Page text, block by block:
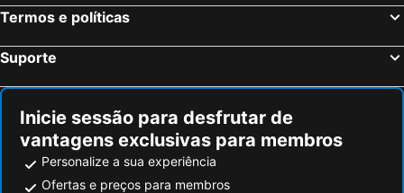
Termos e políticas
Suporte
Inicie sessão para desfrutar de
vantagens exclusivas para membros
Personalize a sua experiência
Ofertas e preços para membros